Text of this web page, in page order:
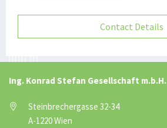
Contact Details
Ing. Konrad Stefan Gesellschaft m.b.H.
Steinbrechergasse 32-34
A-1220 Wien